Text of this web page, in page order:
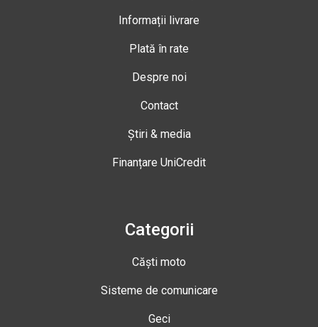
Informații livrare
Plată în rate
Despre noi
Contact
Știri & media
Finanțare UniCredit
Categorii
Căști moto
Sisteme de comunicare
Geci